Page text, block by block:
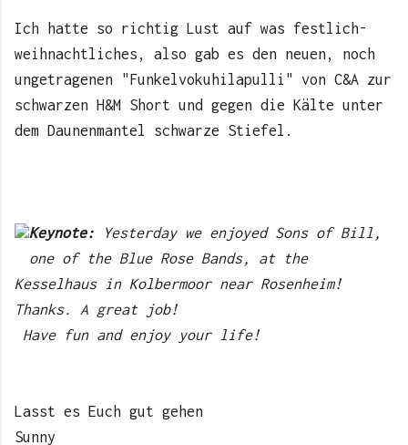
Ich hatte so richtig Lust auf was festlich-
weihnachtliches, also gab es den neuen, noch
ungetragenen "Funkelvokuhilapulli" von C&A zur
schwarzen H&M Short und gegen die Kälte unter
dem Daunenmantel schwarze Stiefel.
Keynote:
Yesterday we enjoyed Sons of Bill,
one of the Blue Rose Bands, at the
Kesselhaus in Kolbermoor near Rosenheim!
Thanks. A great job!
Have fun and enjoy your life!
Lasst es Euch gut gehen
Sunny